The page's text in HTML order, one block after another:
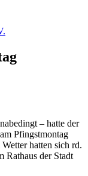
– hatte der
Pfingstmontag
hatten sich rd.
Rathaus der Stadt